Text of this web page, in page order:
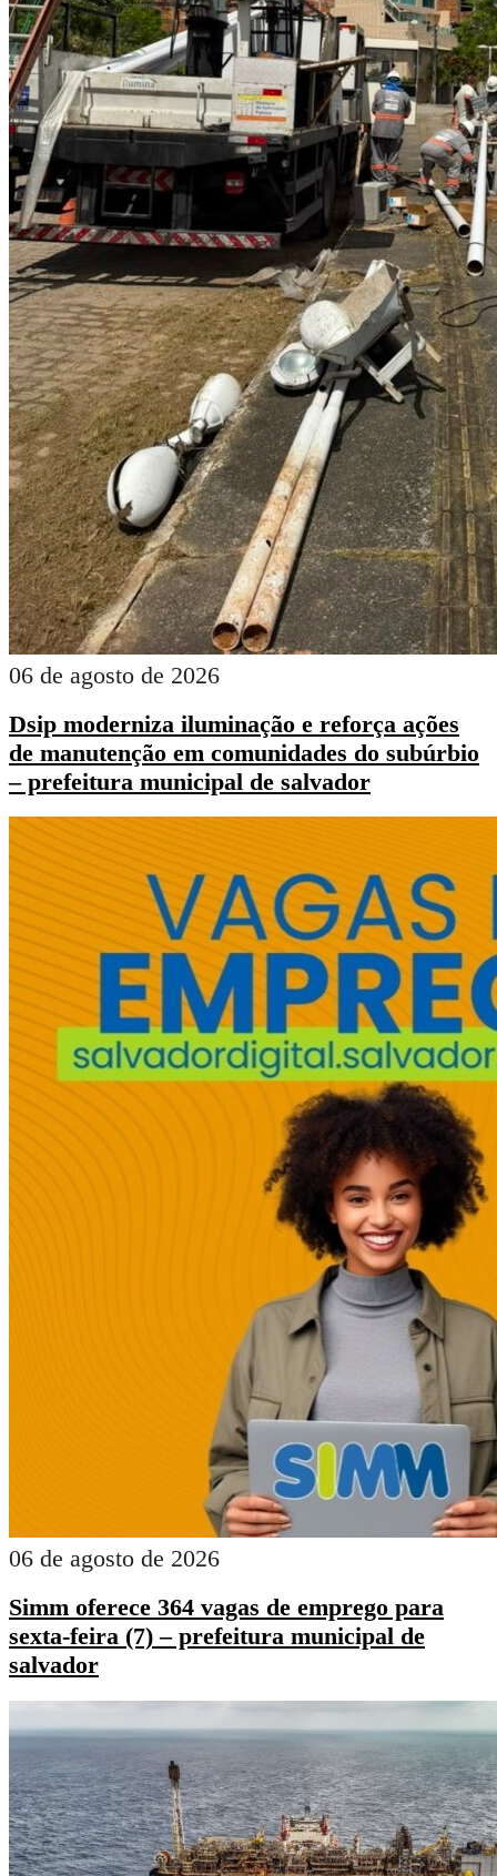
06 de agosto de 2026
Dsip moderniza iluminação e reforça ações
de manutenção em comunidades do subúrbio
– prefeitura municipal de salvador
06 de agosto de 2026
Simm oferece 364 vagas de emprego para
sexta-feira (7) – prefeitura municipal de
salvador